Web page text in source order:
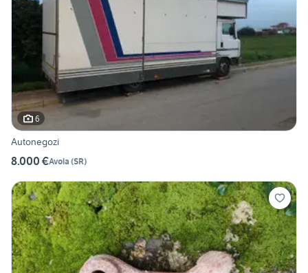
6
Autonegozi
8.000 €Avola (SR)